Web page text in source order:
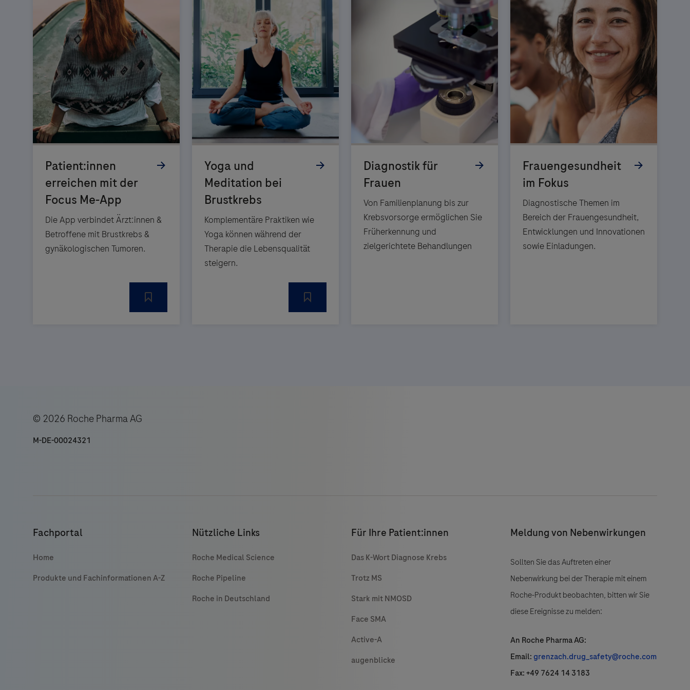
Die App verbindet Ärzt:innen &
Betroffene mit Brustkrebs &
gynäkologischen Tumoren.
Komplementäre Praktiken wie
Yoga können während der
Therapie die Lebensqualität
steigern.
Von Familienplanung bis zur
Krebsvorsorge ermöglichen Sie
Früherkennung und
zielgerichtete Behandlungen
Diagnostische Themen im
Bereich der Frauengesundheit,
Entwicklungen und Innovationen
sowie Einladungen.
© 2026 Roche Pharma AG
M-DE-00024321
Fachportal
Home
Produkte und Fachinformationen A-Z
Nützliche Links
Roche Medical Science
Roche Pipeline
Roche in Deutschland
Für Ihre Patient:innen
Das K-Wort Diagnose Krebs
Trotz MS
Stark mit NMOSD
Face SMA
Active-A
augenblicke
Meldung von Nebenwirkungen
Sollten Sie das Auftreten einer
Nebenwirkung bei der Therapie mit einem
Roche-Produkt beobachten, bitten wir Sie
diese Ereignisse zu melden:
An Roche Pharma AG:
Email: grenzach.drug_safety@roche.com
Fax: +49 7624 14 3183